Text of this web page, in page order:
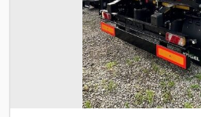
lokacije. Ponuda nije obavezujuća,
izmene i međuprodaju. Lizing/
uz proveru boniteta. Lizing od 344,00
sva pitanja stojimo na raspolaganju.
mogu prikazivati dodatnu opremu uz